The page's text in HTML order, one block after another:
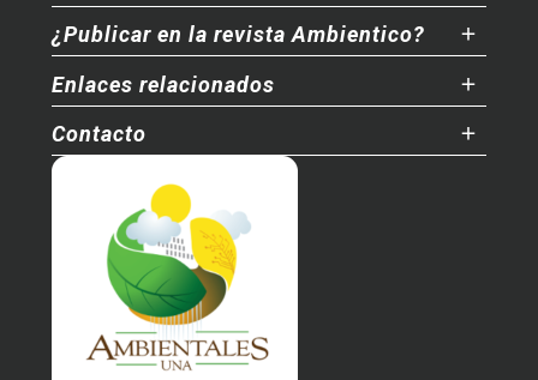
¿Publicar en la revista Ambientico?
Enlaces relacionados
Contacto